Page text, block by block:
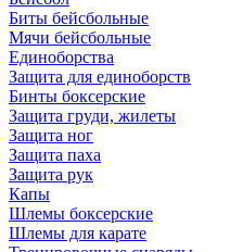
Биты бейсбольные
Мячи бейсбольные
Единоборства
Защита для единоборств
Бинты боксерские
Защита груди, жилеты
Защита ног
Защита паха
Защита рук
Капы
Шлемы боксерские
Шлемы для карате